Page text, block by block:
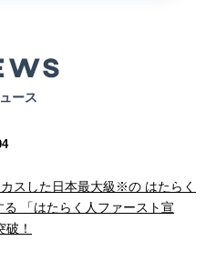
ース
スした日本最大級※の はたらく
「はたらく人ファースト宣
！